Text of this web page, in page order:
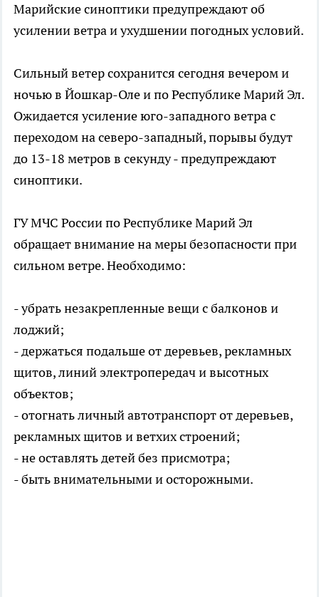
Марийские синоптики предупреждают об
усилении ветра и ухудшении погодных условий.
Сильный ветер сохранится сегодня вечером и
ночью в Йошкар-Оле и по Республике Марий Эл.
Ожидается усиление юго-западного ветра с
переходом на северо-западный, порывы будут
до 13-18 метров в секунду - предупреждают
синоптики.
ГУ МЧС России по Республике Марий Эл
обращает внимание на меры безопасности при
сильном ветре. Необходимо:
- убрать незакрепленные вещи с балконов и
лоджий;
- держаться подальше от деревьев, рекламных
щитов, линий электропередач и высотных
объектов;
- отогнать личный автотранспорт от деревьев,
рекламных щитов и ветхих строений;
- не оставлять детей без присмотра;
- быть внимательными и осторожными.